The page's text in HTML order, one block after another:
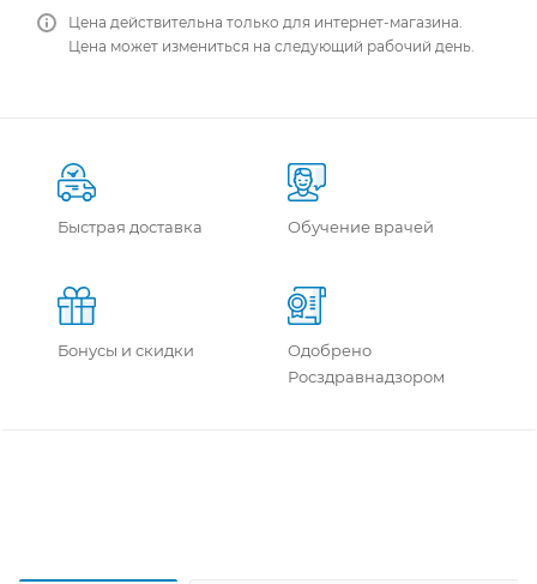
Цена действительна только для интернет-магазина.
Цена может измениться на следующий рабочий день.
Быстрая доставка Обучение врачей
Бонусы и скидки
Одобрено
Росздравнадзором